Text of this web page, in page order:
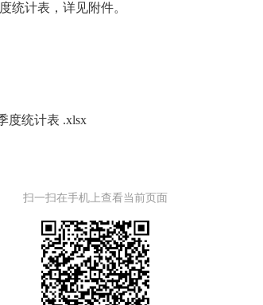
统计表，详见附件。
度统计表 .xlsx
扫一扫在手机上查看当前页面